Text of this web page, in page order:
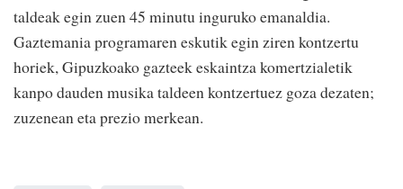
taldeak egin zuen 45 minutu inguruko emanaldia.
Gaztemania programaren eskutik egin ziren kontzertu
horiek, Gipuzkoako gazteek eskaintza komertzialetik
kanpo dauden musika taldeen kontzertuez goza dezaten;
zuzenean eta prezio merkean.